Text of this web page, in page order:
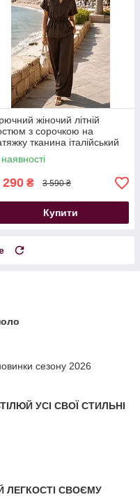
жіночий літній
з сорочкою на
тканина італійський
шоколадний 44-54
290 ₴ 3 590 ₴
Купити
сезону 2026
УСІ СВОЇ СТИЛЬНІ
ЛЕГКОСТІ СВОЄМУ